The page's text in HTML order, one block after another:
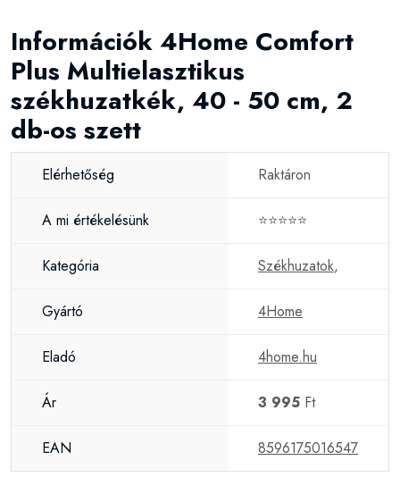
Információk 4Home Comfort
Plus Multielasztikus
székhuzatkék, 40 - 50 cm, 2
db-os szett
Elérhetőség Raktáron
A mi értékelésünk ⭐⭐⭐⭐⭐
Kategória Székhuzatok,
Gyártó 4Home
Eladó 4home.hu
Ár 3 995 Ft
EAN 8596175016547